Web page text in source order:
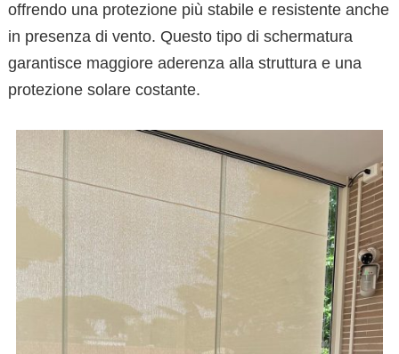
offrendo una protezione più stabile e resistente anche
in presenza di vento. Questo tipo di schermatura
garantisce maggiore aderenza alla struttura e una
protezione solare costante.